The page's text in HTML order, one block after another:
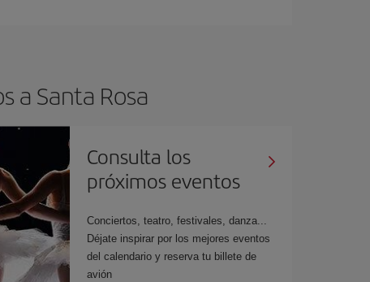
a Santa Rosa
Consulta los
próximos eventos
Conciertos, teatro, festivales, danza...
Déjate inspirar por los mejores eventos
del calendario y reserva tu billete de
avión